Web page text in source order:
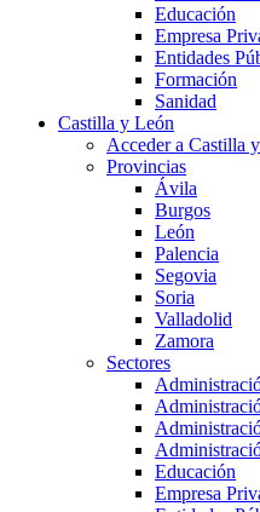
Educación
Empresa
Entidades
Formación
Sanidad
Castilla y León
Acceder a Castilla
Provincias
Ávila
Burgos
León
Palencia
Segovia
Soria
Valladolid
Zamora
Sectores
Educación
Empresa